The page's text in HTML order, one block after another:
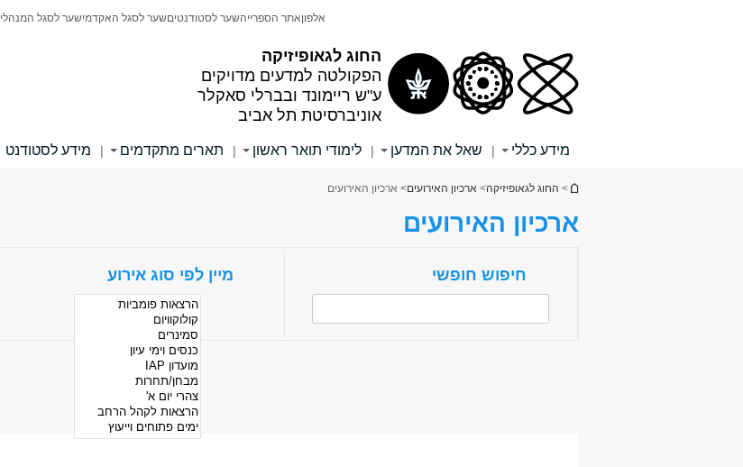
החוג לגאופיזיקה
הפקולטה למדעים מדויקים
ע"ש ריימונד ובברלי סאקלר
אוניברסיטת תל אביב
אלפוןאתר הספרייהשער לסטודנטיםשער לסגל האקדמישער לסגל המנהלי
מידע כללי | שאל את המדען | לימודי תואר ראשון | תארים מתקדמים | מידע לסטודנט
הינך נמצא כאן
> החוג לגאופיזיקה> ארכיון האירועים> ארכיון האירועים
ארכיון האירועים
חיפוש חופשי מיין לפי סוג אירוע